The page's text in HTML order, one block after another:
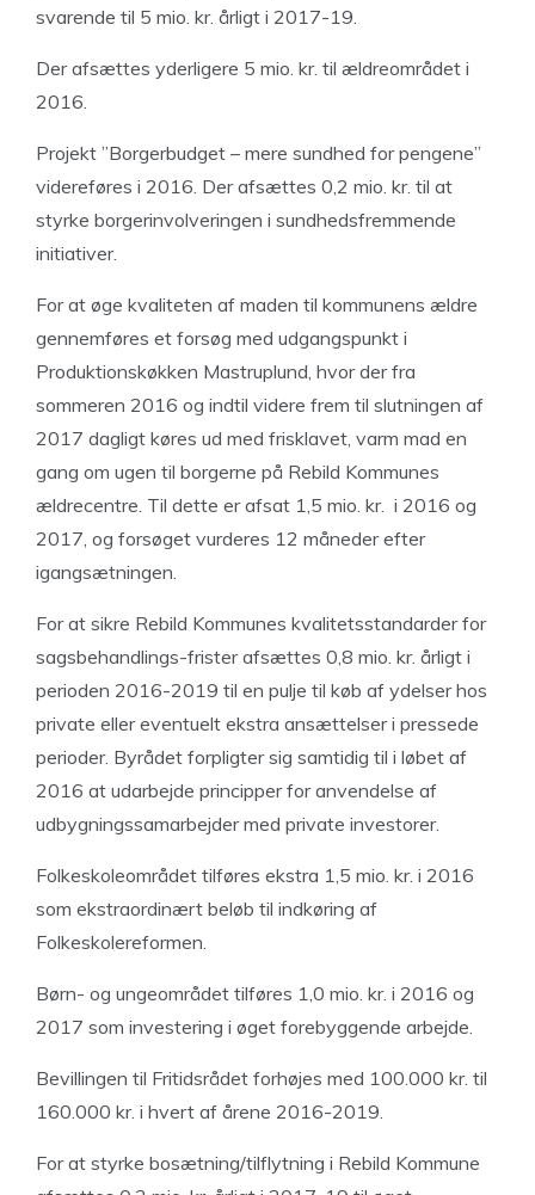
svarende til 5 mio. kr. årligt i 2017-19.
Der afsættes yderligere 5 mio. kr. til ældreområdet i
2016.
Projekt ”Borgerbudget – mere sundhed for pengene”
videreføres i 2016. Der afsættes 0,2 mio. kr. til at
styrke borgerinvolveringen i sundhedsfremmende
initiativer.
For at øge kvaliteten af maden til kommunens ældre
gennemføres et forsøg med udgangspunkt i
Produktionskøkken Mastruplund, hvor der fra
sommeren 2016 og indtil videre frem til slutningen af
2017 dagligt køres ud med frisklavet, varm mad en
gang om ugen til borgerne på Rebild Kommunes
ældrecentre. Til dette er afsat 1,5 mio. kr. i 2016 og
2017, og forsøget vurderes 12 måneder efter
igangsætningen.
For at sikre Rebild Kommunes kvalitetsstandarder for
sagsbehandlings-frister afsættes 0,8 mio. kr. årligt i
perioden 2016-2019 til en pulje til køb af ydelser hos
private eller eventuelt ekstra ansættelser i pressede
perioder. Byrådet forpligter sig samtidig til i løbet af
2016 at udarbejde principper for anvendelse af
udbygningssamarbejder med private investorer.
Folkeskoleområdet tilføres ekstra 1,5 mio. kr. i 2016
som ekstraordinært beløb til indkøring af
Folkeskolereformen.
Børn- og ungeområdet tilføres 1,0 mio. kr. i 2016 og
2017 som investering i øget forebyggende arbejde.
Bevillingen til Fritidsrådet forhøjes med 100.000 kr. til
160.000 kr. i hvert af årene 2016-2019.
For at styrke bosætning/tilflytning i Rebild Kommune